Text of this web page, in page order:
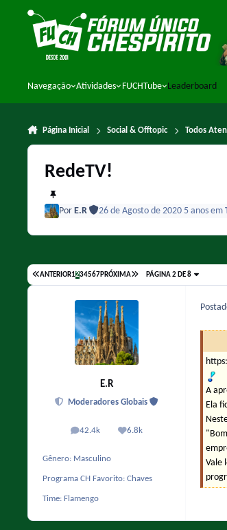
Ir para conteúdo
Navegação Atividades FUCHTube Leaderboard
Página Inicial Social & Offtopic Todos
RedeTV!
Por E.R 26 de Agosto de 2020 5 anos em
ANTERIOR1234567 PRÓXIMA PÁGINA 2 DE 8
E.R
Moderadores Globais
42.4k
posts 6.8k
Reputação
Gênero: Masculino
Programa CH Favorito: Chaves
Time: Flamengo
A
Ela
Vale